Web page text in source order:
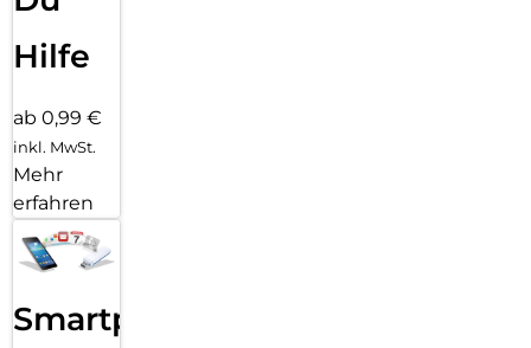
Hilfe
ab 0,99 €
inkl. MwSt.
Mehr
erfahren
Smartphone